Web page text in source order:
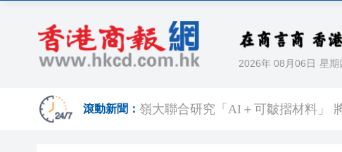
2026年 08月06日 星期
滾動新聞：
【港股最前線】安克創新重新遞表
韓國金融監督院向渣打等5家銀行罰
瑞銀﹕若燃油價格長時間維持高位